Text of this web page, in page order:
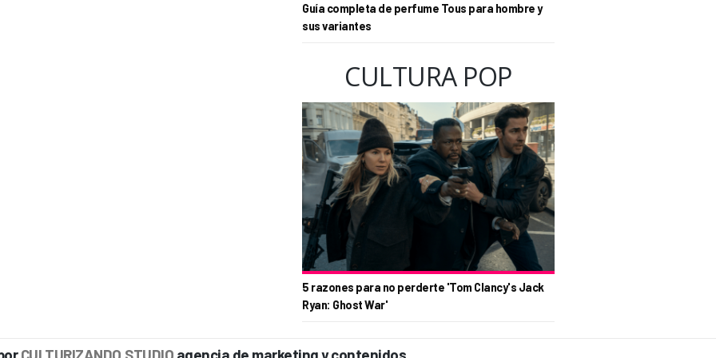
Guía completa de perfume Tous para hombre y
sus variantes
CULTURA POP
5 razones para no perderte 'Tom Clancy's Jack
Ryan: Ghost War'